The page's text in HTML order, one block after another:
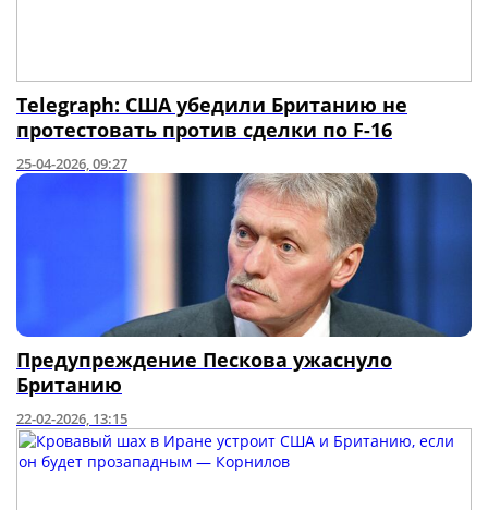
Telegraph: США убедили Британию не
протестовать против сделки по F-16
25-04-2026, 09:27
Предупреждение Пескова ужаснуло
Британию
22-02-2026, 13:15